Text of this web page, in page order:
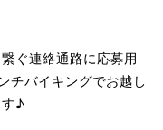
ぐ連絡通路に応募用
チバイキングでお越し
♪